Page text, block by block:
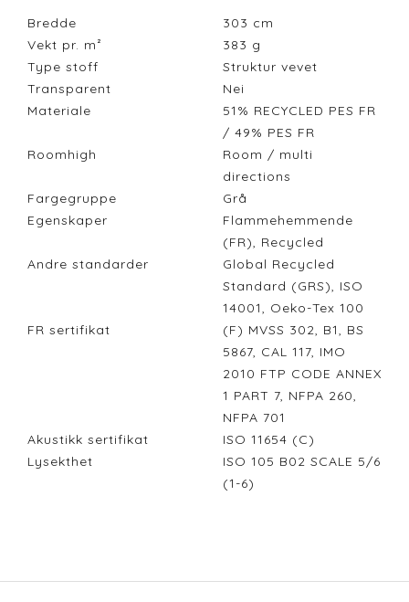
Bredde 303 cm
Vekt pr. m²
383 g
Type stoff
Struktur vevet
Transparent
Nei
Materiale
51% RECYCLED PES FR
/ 49% PES FR
Roomhigh
Room / multi
directions
Fargegruppe
Grå
Egenskaper
Flammehemmende
(FR), Recycled
Andre standarder
Global Recycled
Standard (GRS), ISO
14001, Oeko-Tex 100
FR sertifikat
(F) MVSS 302, B1, BS
5867, CAL 117, IMO
2010 FTP CODE ANNEX
1 PART 7, NFPA 260,
NFPA 701
Akustikk sertifikat
ISO 11654 (C)
Lysekthet
ISO 105 B02 SCALE 5/6
(1-6)